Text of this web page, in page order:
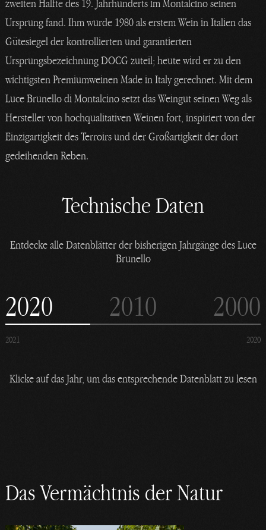
zweiten Hälfte des 19. Jahrhunderts im Montalcino seinen
Ursprung fand. Ihm wurde 1980 als erstem Wein in Italien das
Gütesiegel der kontrollierten und garantierten
Ursprungsbezeichnung DOCG zuteil; heute wird er zu den
wichtigsten Premiumweinen Made in Italy gerechnet. Mit dem
Luce Brunello di Montalcino setzt das Weingut seinen Weg als
Hersteller von hochqualitativen Weinen fort, inspiriert von der
Einzigartigkeit des Terroirs und der Großartigkeit der dort
gedeihenden Reben.
Technische Daten
Entdecke alle Datenblätter der bisherigen Jahrgänge des Luce
Brunello
2020 2010 2000
2021 2020
Klicke auf das Jahr, um das entsprechende Datenblatt zu lesen
Das Vermächtnis der Natur